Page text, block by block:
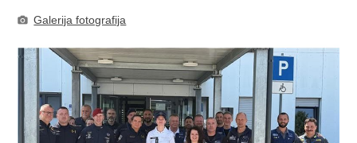
Galerija fotografija